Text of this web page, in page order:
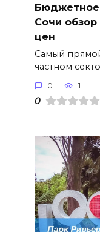
Бюджетное
Сочи обзор
цен
Самый
частном
0 1
0